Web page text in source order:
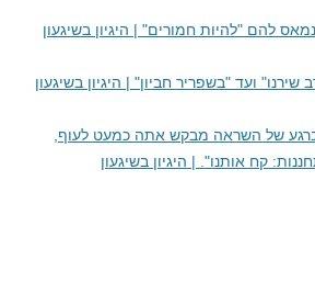
להם "להיות חמורים" | היגיון בשיגעון
ועד "בשפריר חביון" | היגיון בשיגעון
של השראה מבקש אתה כמעט לעוף,
קח אותנו". | היגיון בשיגעון